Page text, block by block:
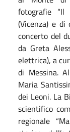
fotografie
(Vicenza) e
concerto del
da Greta
elettrica), a
di Messina.
Maria
dei Leoni. La
scientifico
regionale